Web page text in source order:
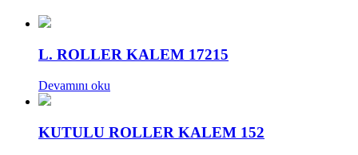
L. ROLLER KALEM 17215
Devamını oku
KUTULU ROLLER KALEM 152